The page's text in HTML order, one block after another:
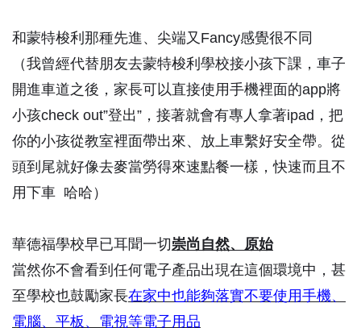
和蒙特梭利那種先進、尖端又Fancy感覺很不同
（我曾經代替朋友去蒙特梭利學校接小孩下課，車子
開進車道之後，家長可以直接使用手機裡面的app將
小孩check out”登出”，接著就會有專人拿著ipad，把
你的小孩從教室裡面帶出來、放上車繫好安全帶。從
頭到尾就好像去麥當勞得來速點餐一樣，快速而且不
用下車 哈哈）
華德福學校早已耳聞一切崇尚自然、原始
當然你不會看到任何電子產品出現在這個環境中，甚
至學校也鼓勵家長在家中也能夠落實不要使用手機、
電腦、平板、電視等電子用品